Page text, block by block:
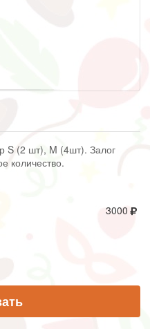
S (2 шт), M (4шт). Залог
количество.
3000